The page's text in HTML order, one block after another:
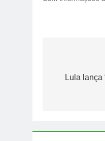
deLula lança